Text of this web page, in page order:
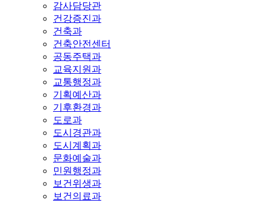
감사담당관
건강증진과
건축과
건축안전센터
공동주택과
교육지원과
교통행정과
기획예산과
기후환경과
도로과
도시경관과
도시계획과
문화예술과
민원행정과
보건위생과
보건의료과